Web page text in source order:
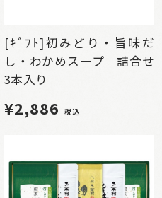
[ｷﾞﾌﾄ]初みどり・旨味だ
し・わかめスープ 詰合せ
3本入り
¥2,886 税込